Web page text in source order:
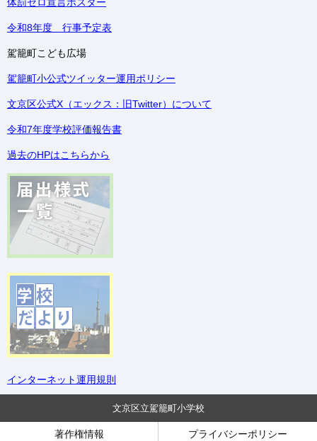
令和8年度 行事予定表
駕籠町こども広場
駕籠町小公式ツイッター運用ポリシー
文京区公式X（エックス：旧Twitter）について
令和7年度学校評価報告書
過去のHPはこちらから
インターネット運用規則
文京区立駕籠町小学校
著作権情報 プライバシーポリシー